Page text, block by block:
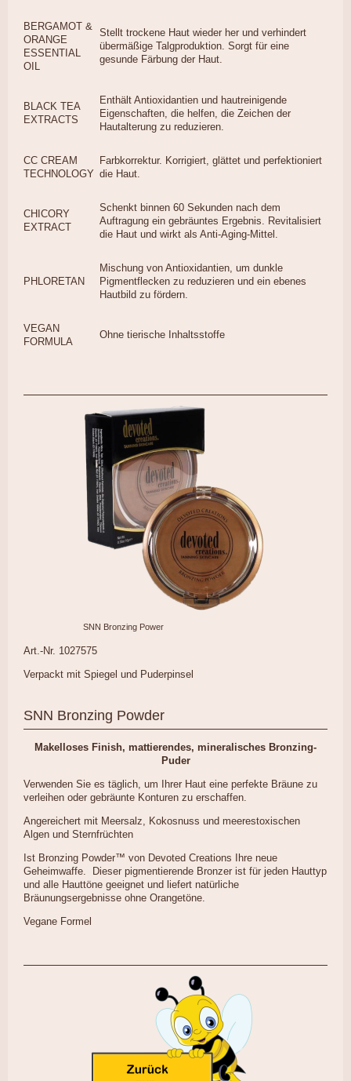
BERGAMOT &
ORANGE
ESSENTIAL
OIL
Stellt trockene Haut wieder her und verhindert
übermäßige Talgproduktion. Sorgt für eine
gesunde Färbung der Haut.
BLACK TEA
EXTRACTS
Enthält Antioxidantien und hautreinigende
Eigenschaften, die helfen, die Zeichen der
Hautalterung zu reduzieren.
CC CREAM
TECHNOLOGY
Farbkorrektur. Korrigiert, glättet und perfektioniert
die Haut.
CHICORY
EXTRACT
Schenkt binnen 60 Sekunden nach dem
Auftragung ein gebräuntes Ergebnis. Revitalisiert
die Haut und wirkt als Anti-Aging-Mittel.
PHLORETAN
Mischung von Antioxidantien, um dunkle
Pigmentflecken zu reduzieren und ein ebenes
Hautbild zu fördern.
VEGAN
FORMULA
Ohne tierische Inhaltsstoffe
SNN Bronzing Power
Art.-Nr. 1027575
Verpackt mit Spiegel und Puderpinsel
SNN Bronzing Powder
Makelloses Finish, mattierendes, mineralisches Bronzing-
Puder
Verwenden Sie es täglich, um Ihrer Haut eine perfekte Bräune zu
verleihen oder gebräunte Konturen zu erschaffen.
Angereichert mit Meersalz, Kokosnuss und meerestoxischen
Algen und Sternfrüchten
Ist Bronzing Powder™ von Devoted Creations Ihre neue
Geheimwaffe. Dieser pigmentierende Bronzer ist für jeden Hauttyp
und alle Hauttöne geeignet und liefert natürliche
Bräunungsergebnisse ohne Orangetöne.
Vegane Formel